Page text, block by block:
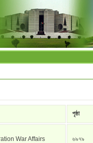
পৃষ্ঠা
War Affairs ৬৯৭৯